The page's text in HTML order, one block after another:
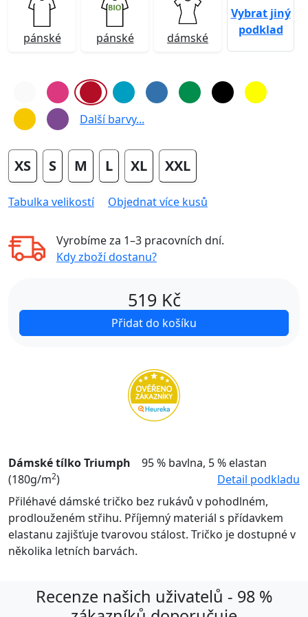
pánské pánské dámské
Vybrat jiný
podklad
Další barvy...
XS S M L XL XXL
Tabulka velikostí Objednat více kusů
Vyrobíme za 1–3 pracovních dní.
Kdy zboží dostanu?
519 Kč
Přidat do košíku
Dámské tílko Triumph
95 % bavlna, 5 % elastan
(180g/m2)
Detail podkladu
Přiléhavé dámské tričko bez rukávů v pohodlném,
prodlouženém střihu. Příjemný materiál s přídavkem
elastanu zajišťuje tvarovou stálost. Tričko je dostupné v
několika letních barvách.
Recenze našich uživatelů - 98 %